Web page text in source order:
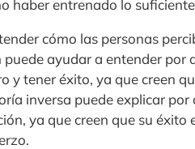
haber entrenado lo
cómo las personas
ayudar a entender por
tener éxito, ya que creen
inversa puede explicar
ya que creen que su éxito